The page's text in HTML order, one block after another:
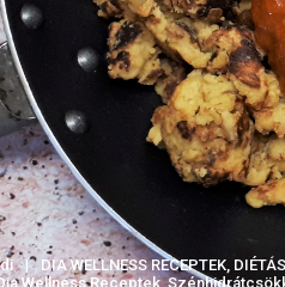
DIA WELLNESS RECEPTEK
Wellness Receptek,